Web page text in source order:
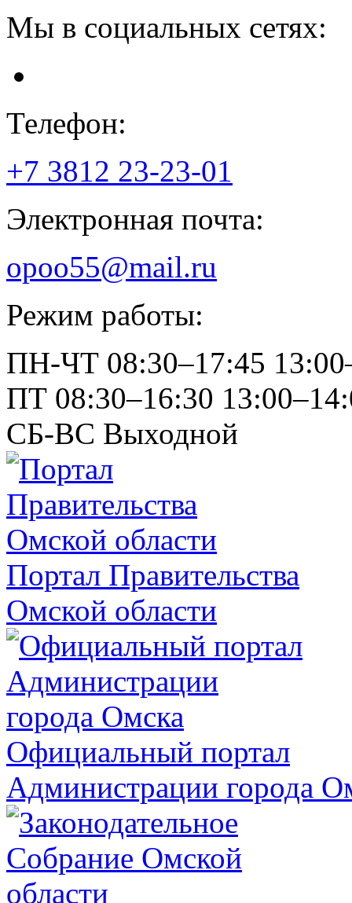
Мы в социальных сетях:
Телефон:
+7 3812 23-23-01
Электронная почта:
opoo55@mail.ru
Режим работы:
ПН-ЧТ 08:30–17:45
ПТ 08:30–16:30
СБ-ВС Выходной
Портал Правительства
Омской области
Официальный портал
Администрации города